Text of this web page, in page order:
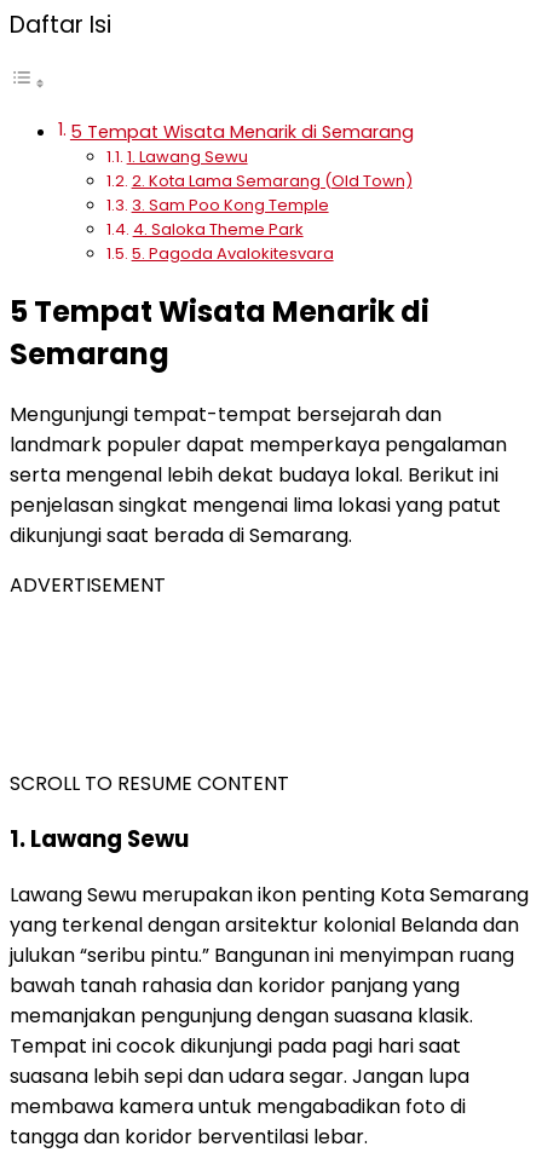
Daftar Isi
5 Tempat Wisata Menarik di Semarang
1. Lawang Sewu
2. Kota Lama Semarang (Old Town)
3. Sam Poo Kong Temple
4. Saloka Theme Park
5. Pagoda Avalokitesvara
5 Tempat Wisata Menarik di
Semarang
Mengunjungi tempat-tempat bersejarah dan
landmark populer dapat memperkaya pengalaman
serta mengenal lebih dekat budaya lokal. Berikut ini
penjelasan singkat mengenai lima lokasi yang patut
dikunjungi saat berada di Semarang.
ADVERTISEMENT
SCROLL TO RESUME CONTENT
1. Lawang Sewu
Lawang Sewu merupakan ikon penting Kota Semarang
yang terkenal dengan arsitektur kolonial Belanda dan
julukan “seribu pintu.” Bangunan ini menyimpan ruang
bawah tanah rahasia dan koridor panjang yang
memanjakan pengunjung dengan suasana klasik.
Tempat ini cocok dikunjungi pada pagi hari saat
suasana lebih sepi dan udara segar. Jangan lupa
membawa kamera untuk mengabadikan foto di
tangga dan koridor berventilasi lebar.